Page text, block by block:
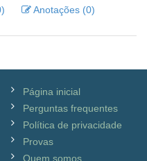
Anotações (0)
Página inicial
Perguntas frequentes
Política de privacidade
Provas
Quem somos